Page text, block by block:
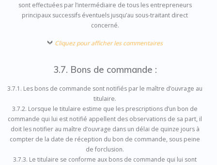
sont effectuées par l’intermédiaire de tous les entrepreneurs
principaux successifs éventuels jusqu’au sous-traitant direct
concerné.
Cliquez pour afficher les commentaires
3.7. Bons de commande :
3.7.1. Les bons de commande sont notifiés par le maître d’ouvrage au
titulaire.
3.7.2. Lorsque le titulaire estime que les prescriptions d’un bon de
commande qui lui est notifié appellent des observations de sa part, il
doit les notifier au maître d’ouvrage dans un délai de quinze jours à
compter de la date de réception du bon de commande, sous peine
de forclusion.
3.7.3. Le titulaire se conforme aux bons de commande qui lui sont